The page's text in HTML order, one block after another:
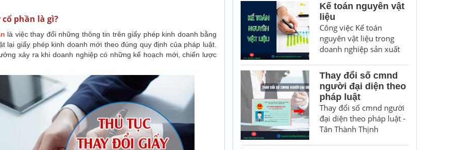
phần là gì?
là việc thay đổi những thông tin trên giấy phép kinh doanh bằng
lại giấy phép kinh doanh mới theo đúng quy định của pháp luật.
xảy ra khi doanh nghiệp có những kế hoạch mới, chiến lược
Kế toán nguyên vật
liệu
Công việc Kế toán
nguyên vật liệu trong
doanh nghiệp sản xuất
Thay đổi số cmnd
người đại diện theo
pháp luật
Thay đổi số cmnd người
đại diện theo pháp luật -
Tân Thành Thịnh